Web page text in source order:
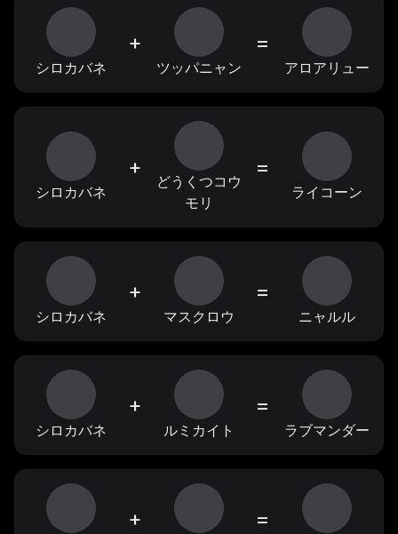
シロカバネ
+
ツッパニャン
=
アロアリュー
シロカバネ
+
どうくつコウ
モリ
=
ライコーン
シロカバネ
+
マスクロウ
=
ニャルル
シロカバネ
+
ルミカイト
=
ラブマンダー
+ =